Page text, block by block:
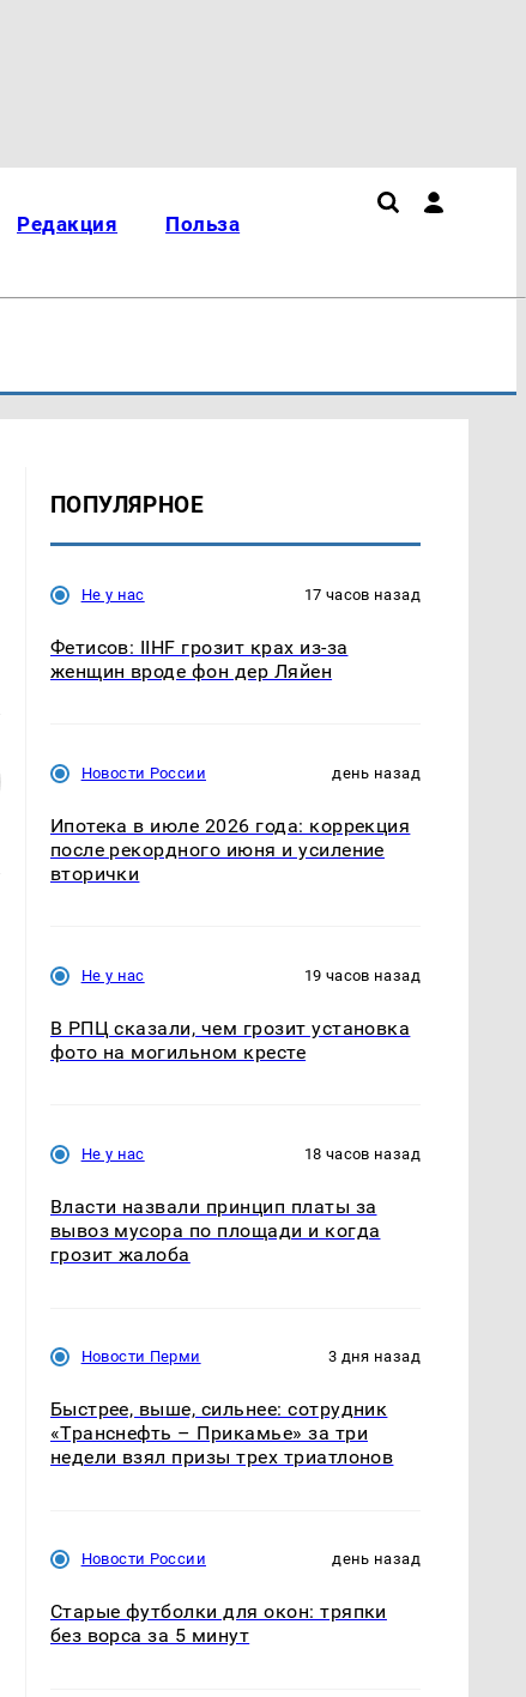
Редакция Польза
ПОПУЛЯРНОЕ
Не у нас 17 часов назад
Фетисов: IIHF грозит крах из-за
женщин вроде фон дер Ляйен
Новости России день назад
Ипотека в июле 2026 года: коррекция
после рекордного июня и усиление
вторички
Не у нас 19 часов назад
В РПЦ сказали, чем грозит установка
фото на могильном кресте
Не у нас 18 часов назад
Власти назвали принцип платы за
вывоз мусора по площади и когда
грозит жалоба
Новости Перми 3 дня назад
Быстрее, выше, сильнее: сотрудник
«Транснефть – Прикамье» за три
недели взял призы трех триатлонов
Новости России день назад
Старые футболки для окон: тряпки
без ворса за 5 минут